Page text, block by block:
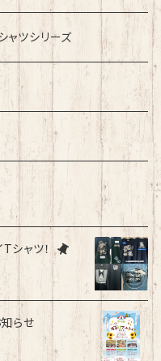
ツシリーズ
シャツ！
らせ